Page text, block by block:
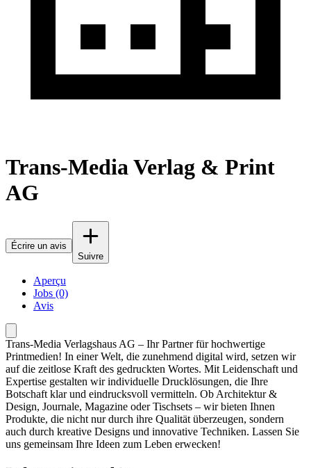
Trans-Media Verlag & Print
AG
Écrire un avis
Suivre
Aperçu
Jobs (0)
Avis
Trans-Media Verlagshaus AG – Ihr Partner für hochwertige
Printmedien! In einer Welt, die zunehmend digital wird, setzen wir
auf die zeitlose Kraft des gedruckten Wortes. Mit Leidenschaft und
Expertise gestalten wir individuelle Drucklösungen, die Ihre
Botschaft klar und eindrucksvoll vermitteln. Ob Architektur &
Design, Journale, Magazine oder Tischsets – wir bieten Ihnen
Produkte, die nicht nur durch ihre Qualität überzeugen, sondern
auch durch kreative Designs und innovative Techniken. Lassen Sie
uns gemeinsam Ihre Ideen zum Leben erwecken!